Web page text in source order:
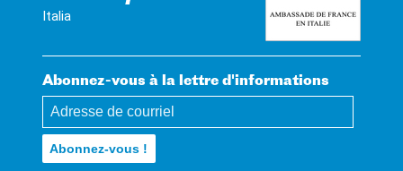
Italia
Abonnez-vous à la lettre d'informations